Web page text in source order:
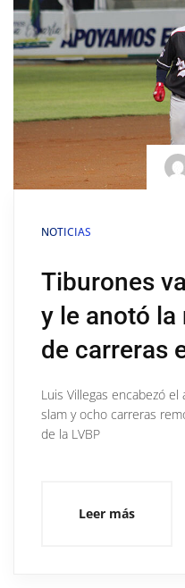
NOTICIAS
Tiburones
y le anotó la
de carreras
Luis Villegas encabezó
slam y ocho carreras
de la LVBP
Leer más